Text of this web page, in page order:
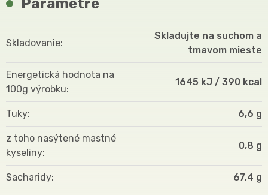
Parametre
Skladovanie
Skladujte na suchom a
tmavom mieste
Energetická hodnota na
100g výrobku
1645 kJ / 390 kcal
Tuky 6,6 g
z toho nasýtené mastné
kyseliny
0,8 g
Sacharidy 67,4 g